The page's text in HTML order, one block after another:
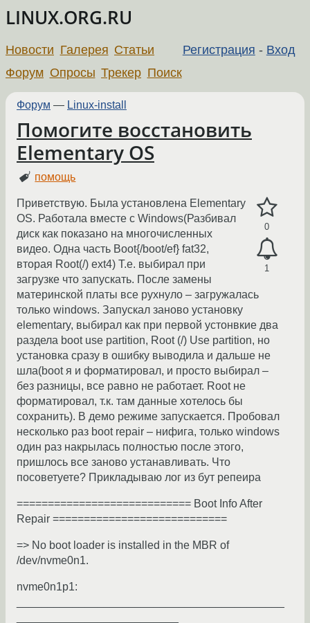
LINUX.ORG.RU
Регистрация - Вход
Новости Галерея Статьи
Форум Опросы Трекер Поиск
Форум — Linux-install
Помогите восстановить
Elementary OS
помощь
0
1
Приветствую. Была установлена Elementary
OS. Работала вместе с Windows(Разбивал
диск как показано на многочисленных
видео. Одна часть Boot{/boot/ef} fat32,
вторая Root(/) ext4) Т.е. выбирал при
загрузке что запускать. После замены
материнской платы все рухнуло – загружалась
только windows. Запускал заново установку
elementary, выбирал как при первой устонвкие два
раздела boot use partition, Root (/) Use partition, но
установка сразу в ошибку выводила и дальше не
шла(boot я и форматировал, и просто выбирал –
без разницы, все равно не работает. Root не
форматировал, т.к. там данные хотелось бы
сохранить). В демо режиме запускается. Пробовал
несколько раз boot repair – нифига, только windows
один раз накрылась полностью после этого,
пришлось все заново устанавливать. Что
посоветуете? Прикладываю лог из бут репеира
============================ Boot Info After
Repair ============================
=> No boot loader is installed in the MBR of
/dev/nvme0n1.
nvme0n1p1: